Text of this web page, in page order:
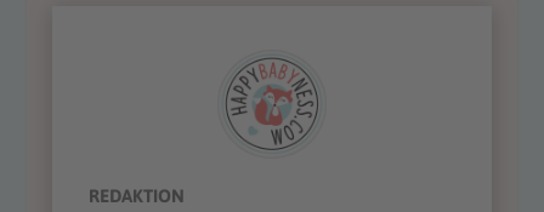
REDAKTION